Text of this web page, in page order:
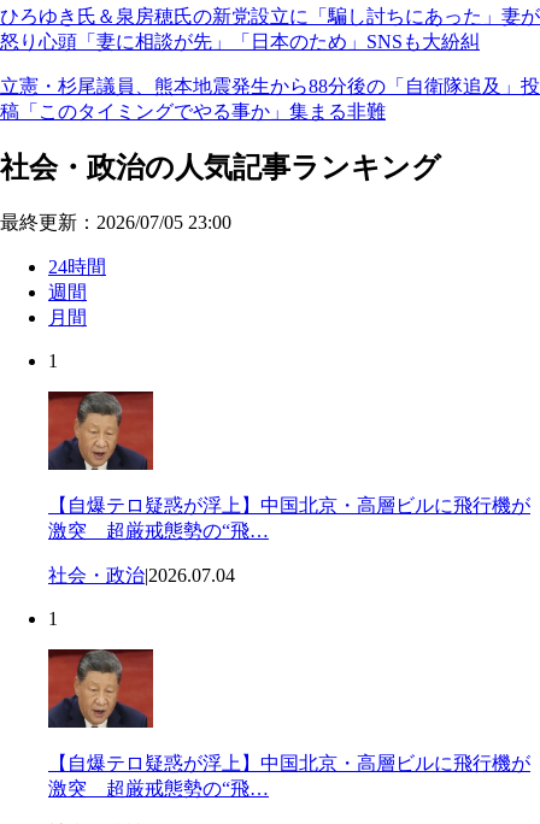
ひろゆき氏＆泉房穂氏の新党設立に「騙し討ちにあった」妻が
怒り心頭「妻に相談が先」「日本のため」SNSも大紛糾
立憲・杉尾議員、熊本地震発生から88分後の「自衛隊追及」投
稿「このタイミングでやる事か」集まる非難
社会・政治の人気記事ランキング
最終更新：2026/07/05 23:00
24時間
週間
月間
1
【自爆テロ疑惑が浮上】中国北京・高層ビルに飛行機が
激突 超厳戒態勢の“飛…
社会・政治|2026.07.04
1
【自爆テロ疑惑が浮上】中国北京・高層ビルに飛行機が
激突 超厳戒態勢の“飛…